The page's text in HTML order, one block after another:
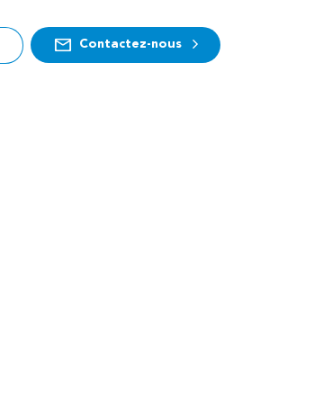
Contactez-nous